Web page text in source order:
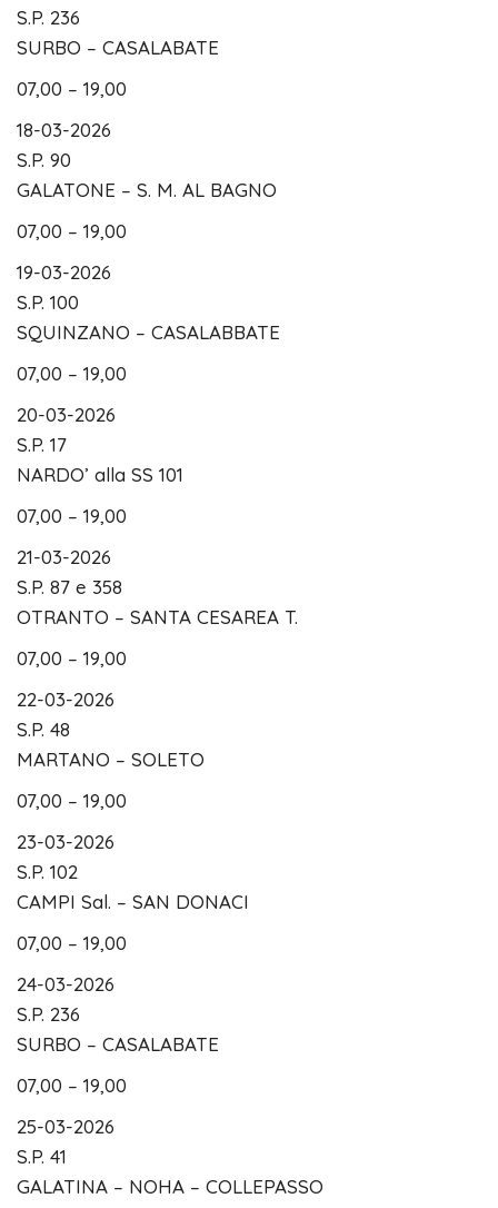
S.P. 236
SURBO – CASALABATE
07,00 – 19,00
18-03-2026
S.P. 90
GALATONE – S. M. AL BAGNO
07,00 – 19,00
19-03-2026
S.P. 100
SQUINZANO – CASALABBATE
07,00 – 19,00
20-03-2026
S.P. 17
NARDO’ alla SS 101
07,00 – 19,00
21-03-2026
S.P. 87 e 358
OTRANTO – SANTA CESAREA T.
07,00 – 19,00
22-03-2026
S.P. 48
MARTANO – SOLETO
07,00 – 19,00
23-03-2026
S.P. 102
CAMPI Sal. – SAN DONACI
07,00 – 19,00
24-03-2026
S.P. 236
SURBO – CASALABATE
07,00 – 19,00
25-03-2026
S.P. 41
GALATINA – NOHA – COLLEPASSO